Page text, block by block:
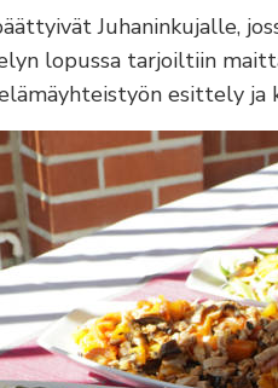
Juhaninkujalle,
lopussa tarjoiltiin
esittely ja